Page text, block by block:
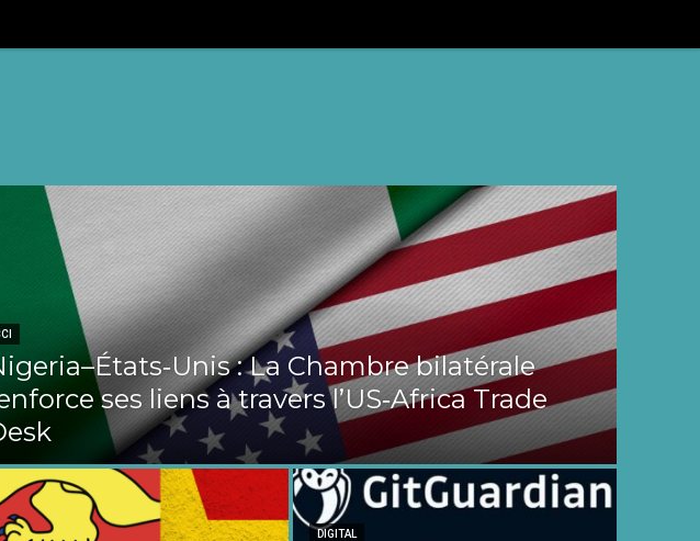
: La Chambre bilatérale
ses liens à travers l’US‑Africa Trade
DIGITAL